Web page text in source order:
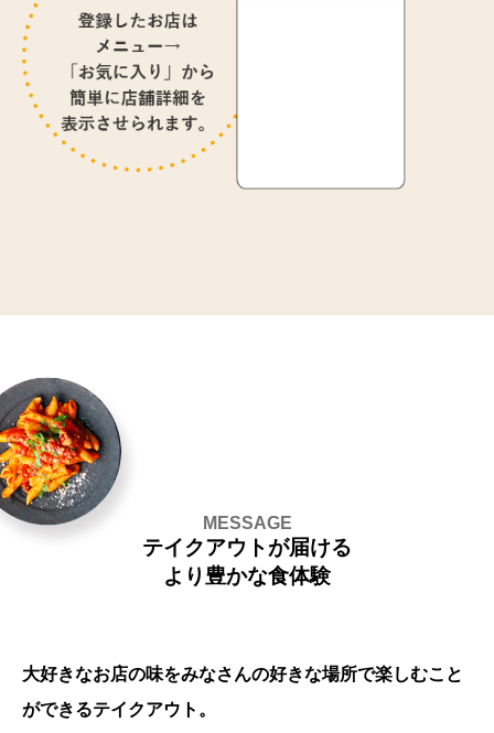
MESSAGE
テイクアウトが届ける
より豊かな食体験
大好きなお店の味をみなさんの好きな場所で楽しむこと
ができるテイクアウト。